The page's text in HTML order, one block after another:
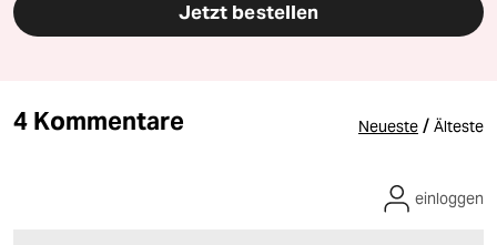
Jetzt bestellen
4 Kommentare Neueste / Älteste
einloggen